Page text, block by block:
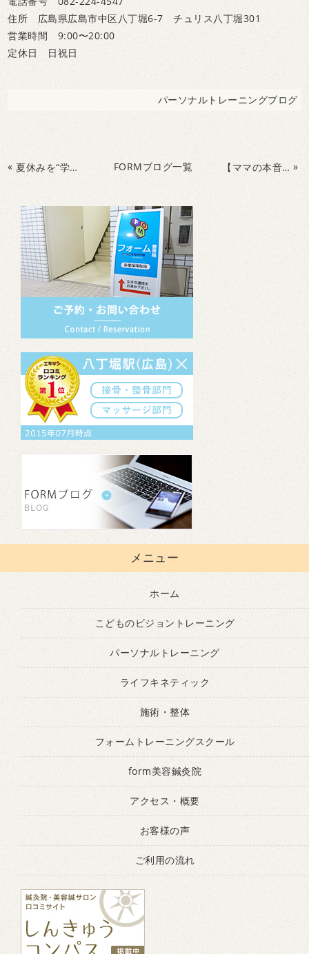
住所 広島県広島市中区八丁堀6-7 チュリス八丁堀301
営業時間 9:00〜20:00
定休日 日祝日
パーソナルトレーニングブログ
« 夏休みを“学びのチャンス”に変える！見る×脳×体を育てるパーソナルトレーニング FORMブログ一覧 【ママの本音】「うちの子、なんでこんなに不器用なの？」と思ったら読んでほしい夏休み限定の提案！ »
メニュー
ホーム
こどものビジョントレーニング
パーソナルトレーニング
ライフキネティック
施術・整体
フォームトレーニングスクール
form美容鍼灸院
アクセス・概要
お客様の声
ご利用の流れ